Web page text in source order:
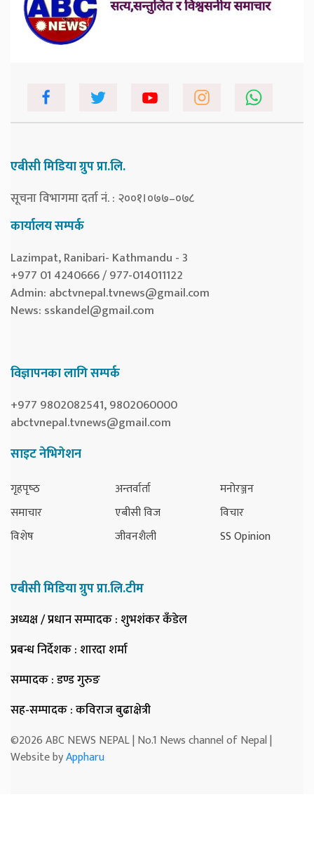
एबीसी मिडिया ग्रुप प्रा.लि.
सूचना विभागमा दर्ता नं. : २००१।०७७–०७८
कार्यालय सम्पर्क
Lazimpat, Ranibari- Kathmandu - 3
+977 01 4240666 / 977-014011122
Admin: abctvnepal.tvnews@gmail.com
News: sskandel@gmail.com
विज्ञापनका लागि सम्पर्क
+977 9802082541, 9802060000
abctvnepal.tvnews@gmail.com
साइट नेभिगेशन
गृहपृष्‍ठ
समाचार
विशेष
अन्तर्वार्ता
एबीसी विज
जीवनशैली
मनोरञ्जन
विचार
SS Opinion
एबीसी मिडिया ग्रुप प्रा.लि.टीम
अध्यक्ष / प्रधान सम्पादक: शुभशंकर कँडेल
प्रबन्ध निर्देशक: शारदा शर्मा
सम्पादक: डण्ड गुरुङ
सह-सम्पादक: कविराज बुढाक्षेत्री
©2026 ABC NEWS NEPAL | No.1 News channel of Nepal |
Website byAppharu